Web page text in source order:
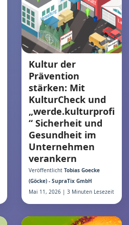
Kultur der
Prävention
stärken: Mit
KulturCheck und
„werde.kulturprofi
“ Sicherheit und
Gesundheit im
Unternehmen
verankern
Veröffentlicht Tobias Goecke
(Göcke) - SupraTix GmbH
Mai 11, 2026 | 3 Minuten Lesezeit